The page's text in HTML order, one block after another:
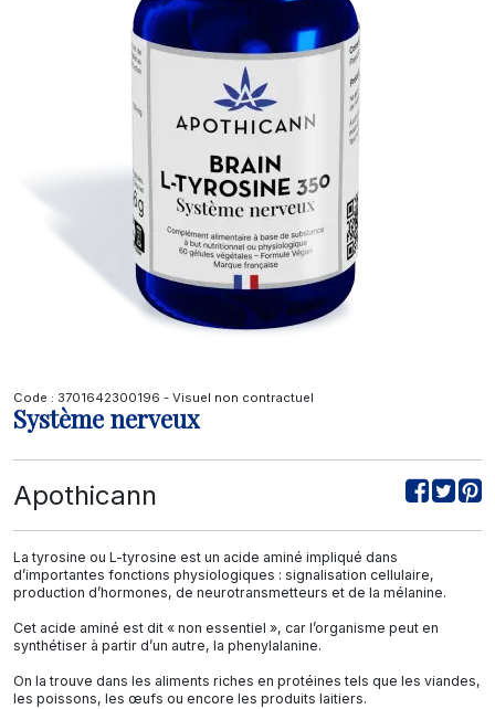
Code : 3701642300196 - Visuel non contractuel
Système nerveux
Apothicann
La tyrosine ou L-tyrosine est un acide aminé impliqué dans
d’importantes fonctions physiologiques : signalisation cellulaire,
production d’hormones, de neurotransmetteurs et de la mélanine.
Cet acide aminé est dit « non essentiel », car l’organisme peut en
synthétiser à partir d’un autre, la phenylalanine.
On la trouve dans les aliments riches en protéines tels que les viandes,
les poissons, les œufs ou encore les produits laitiers.